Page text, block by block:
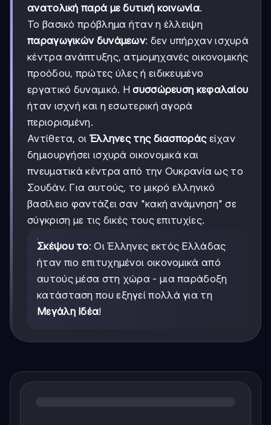
ανατολική παρά με δυτική κοινωνία.
Το βασικό πρόβλημα ήταν η έλλειψη
παραγωγικών δυνάμεων: δεν υπήρχαν ισχυρά
κέντρα ανάπτυξης, ατμομηχανές οικονομικής
προόδου, πρώτες ύλες ή ειδικευμένο
εργατικό δυναμικό. Ησυσσώρευση κεφαλαίου
ήταν ισχνή και η εσωτερική αγορά
περιορισμένη.
Αντίθετα, οι Έλληνες της διασποράςείχαν
δημιουργήσει ισχυρά οικονομικά και
πνευματικά κέντρα από την Ουκρανία ως το
Σουδάν. Για αυτούς, το μικρό ελληνικό
βασίλειο φαντάζει σαν "κακή ανάμνηση" σε
σύγκριση με τις δικές τους επιτυχίες.
Σκέψου το: Οι Έλληνες εκτός Ελλάδας
ήταν πιο επιτυχημένοι οικονομικά από
αυτούς μέσα στη χώρα - μια παράδοξη
κατάσταση που εξηγεί πολλά για τη
Μεγάλη Ιδέα!